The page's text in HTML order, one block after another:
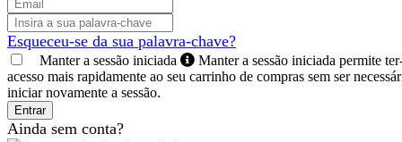
Esqueceu-se da sua palavra-chave?
Manter a sessão iniciada
Manter a sessão iniciada permite
acesso mais rapidamente ao seu carrinho de compras sem ser
iniciar novamente a sessão.
Entrar
Ainda sem conta?